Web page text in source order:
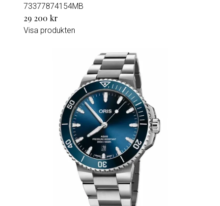
73377874154MB
29 200 kr
Visa produkten